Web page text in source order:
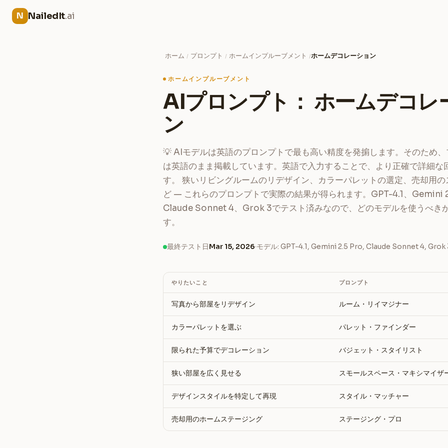
N NailedIt.ai
ホーム / プロンプト / ホームインプルーブメント /ホームデコレーション
ホームインプルーブメント
AIプロンプト： ホームデコレ
ン
💡 AIモデルは英語のプロンプトで最も高い精度を発掮します。そのため
は英語のまま掲載しています。英語で入力することで、より正確で詳細な
す。 狭いリビングルームのリデザイン、カラーパレットの選定、売却用
ど — これらのプロンプトで実際の結果が得られます。GPT-4.1、Gemini
Claude Sonnet 4、Grok 3でテスト済みなので、どのモデルを使うべき
す。
最終テスト日Mar 15, 2026·モデル: GPT-4.1, Gemini 2.5 Pro, Claude Sonnet 4, Grok
やりたいこと プロンプト
写真から部屋をリデザイン ルーム・リイマジナー
カラーパレットを選ぶ パレット・ファインダー
限られた予算でデコレーション バジェット・スタイリスト
狭い部屋を広く見せる スモールスペース・マキシマイザ
デザインスタイルを特定して再現 スタイル・マッチャー
売却用のホームステージング ステージング・プロ